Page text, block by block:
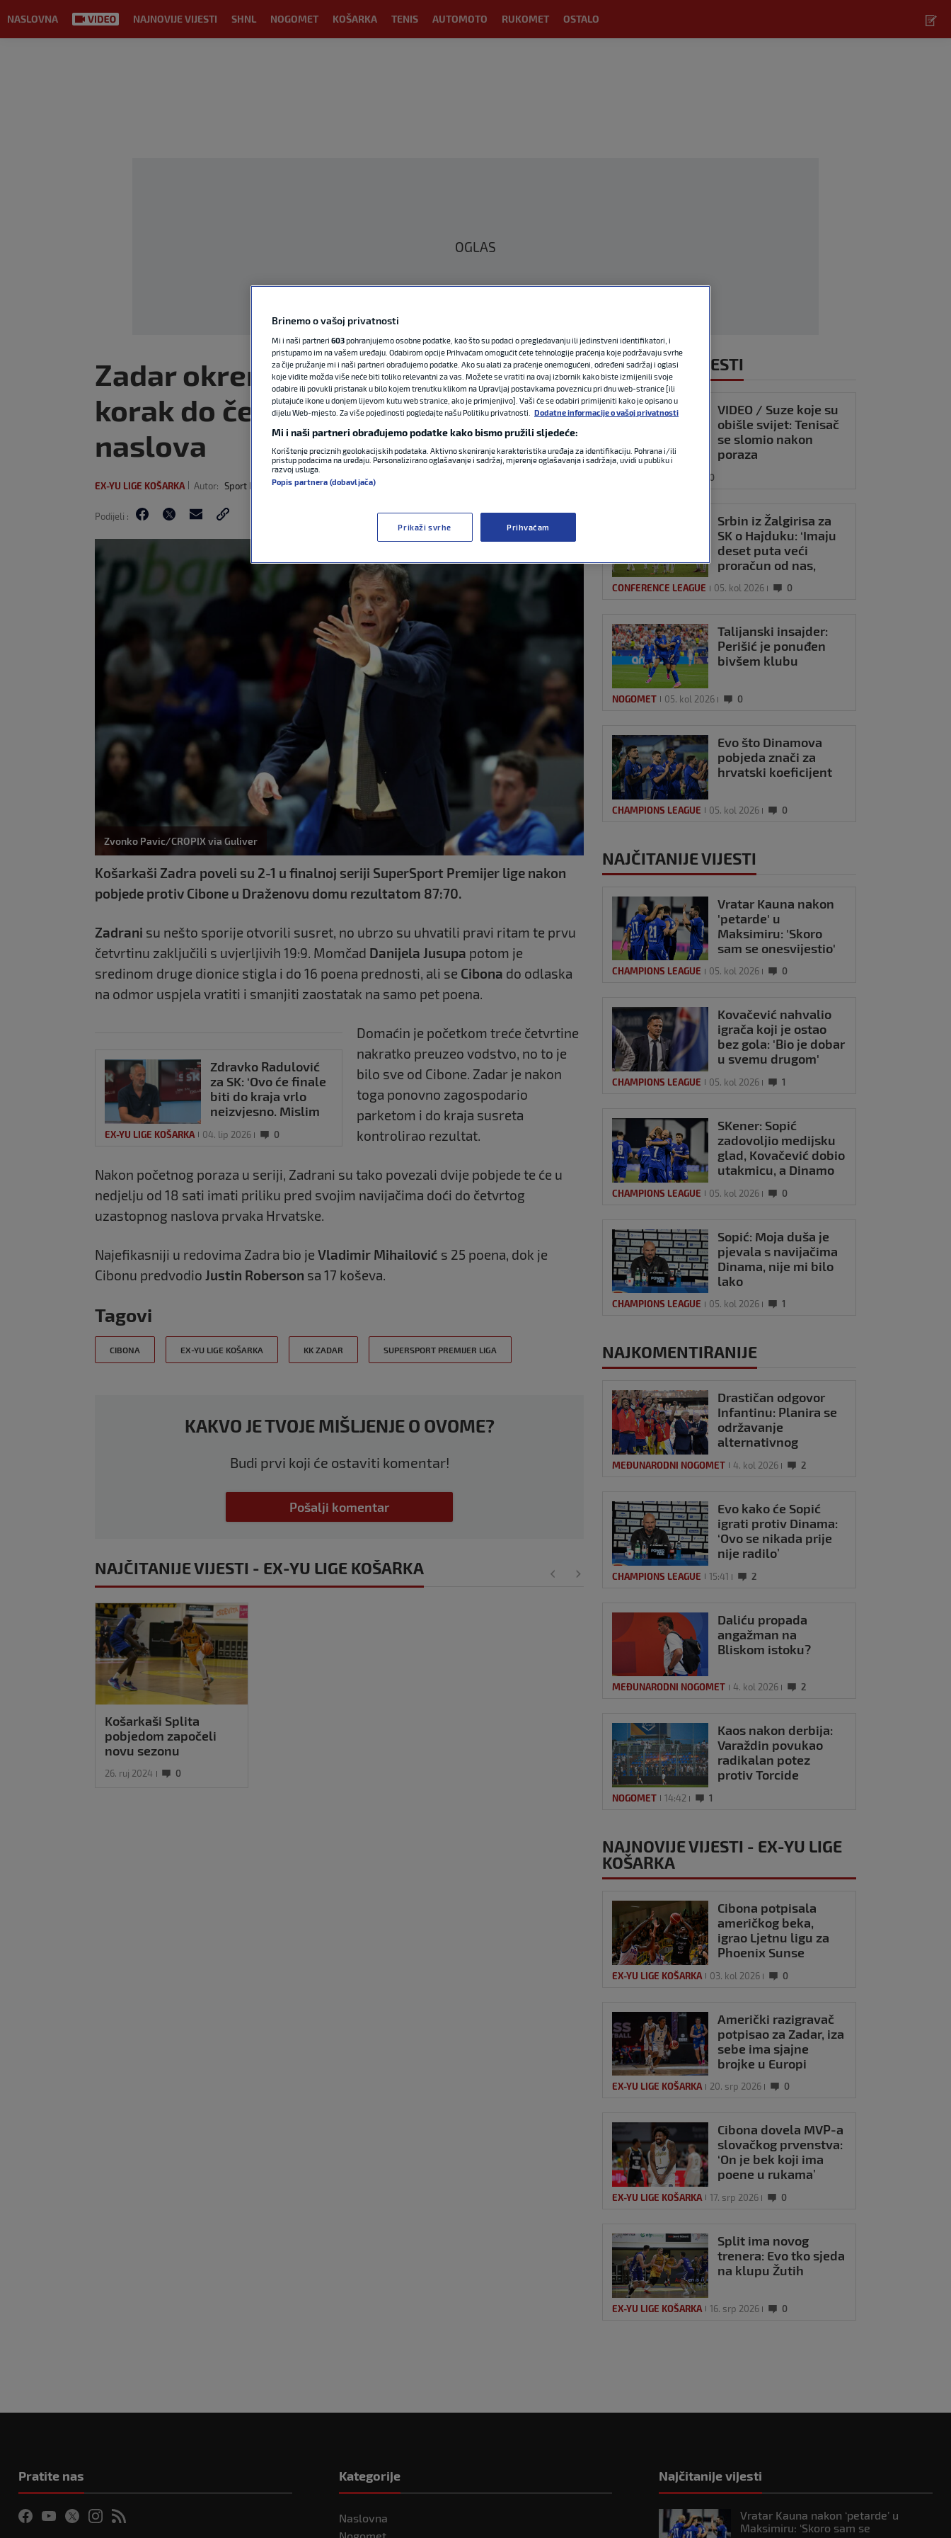
NASLOVNA NAJNOVIJE VIJESTI SHNL NOGOMET KOŠARKA TENIS AUTOMOTO RUKOMET OSTALO
OGLAS
Zadar okrenuo Cibonu i stigao na
korak do četvrtog uzastopnog
naslova
EX-YU LIGE KOŠARKA Autor: Sport Klub 5. lip 2026 21:59 >22:00
Podijeli :
Zvonko Pavic/CROPIX via Guliver
Košarkaši Zadra poveli su 2-1 u finalnoj seriji SuperSport Premijer lige nakon
pobjede protiv Cibone u Draženovu domu rezultatom 87:70.
Zadrani su nešto sporije otvorili susret, no ubrzo su uhvatili pravi ritam te prvu
četvrtinu zaključili s uvjerljivih 19:9. Momčad Danijela Jusupa potom je
sredinom druge dionice stigla i do 16 poena prednosti, ali se Cibona do odlaska
na odmor uspjela vratiti i smanjiti zaostatak na samo pet poena.
Zdravko Radulović
za SK: ‘Ovo će finale
biti do kraja vrlo
neizvjesno. Mislim
prednosti, ali…’
EX-YU LIGE KOŠARKA 04. lip 2026 0
Domaćin je početkom treće četvrtine
nakratko preuzeo vodstvo, no to je
bilo sve od Cibone. Zadar je nakon
toga ponovno zagospodario
parketom i do kraja susreta
kontrolirao rezultat.
Nakon početnog poraza u seriji, Zadrani su tako povezali dvije pobjede te će u
nedjelju od 18 sati imati priliku pred svojim navijačima doći do četvrtog
uzastopnog naslova prvaka Hrvatske.
Najefikasniji u redovima Zadra bio je Vladimir Mihailović s 25 poena, dok je
Cibonu predvodio Justin Roberson sa 17 koševa.
Tagovi
CIBONA EX-YU LIGE KOŠARKA KK ZADAR SUPERSPORT PREMIJER LIGA
KAKVO JE TVOJE MIŠLJENJE O OVOME?
Budi prvi koji će ostaviti komentar!
Pošalji komentar
NAJČITANIJE VIJESTI - EX-YU LIGE KOŠARKA
Košarkaši Splita
pobjedom započeli
novu sezonu
26. ruj 2024 0
NAJNOVIJE VIJESTI
VIDEO / Suze koje su
obišle svijet: Tenisač
se slomio nakon
poraza
0
Srbin iz Žalgirisa za
SK o Hajduku: ‘Imaju
deset puta veći
proračun od nas,
CONFERENCE LEAGUE 05. kol 2026 0
Talijanski insajder:
Perišić je ponuđen
bivšem klubu
NOGOMET 05. kol 2026 0
Evo što Dinamova
pobjeda znači za
hrvatski koeficijent
CHAMPIONS LEAGUE 05. kol 2026 0
NAJČITANIJE VIJESTI
Vratar Kauna nakon
'petarde' u
Maksimiru: 'Skoro
sam se onesvijestio'
CHAMPIONS LEAGUE 05. kol 2026 0
Kovačević nahvalio
igrača koji je ostao
bez gola: 'Bio je dobar
u svemu drugom'
CHAMPIONS LEAGUE 05. kol 2026 1
SKener: Sopić
zadovoljio medijsku
glad, Kovačević dobio
utakmicu, a Dinamo
CHAMPIONS LEAGUE 05. kol 2026 0
Sopić: Moja duša je
pjevala s navijačima
Dinama, nije mi bilo
lako
CHAMPIONS LEAGUE 05. kol 2026 1
NAJKOMENTIRANIJE
Drastičan odgovor
Infantinu: Planira se
održavanje
alternativnog
MEĐUNARODNI NOGOMET 4. kol 2026 2
Evo kako će Sopić
igrati protiv Dinama:
‘Ovo se nikada prije
nije radilo’
CHAMPIONS LEAGUE 15:41 2
Daliću propada
angažman na
Bliskom istoku?
MEĐUNARODNI NOGOMET 4. kol 2026 2
Kaos nakon derbija:
Varaždin povukao
radikalan potez
protiv Torcide
NOGOMET 14:42 1
NAJNOVIJE VIJESTI - EX-YU LIGE
KOŠARKA
Cibona potpisala
američkog beka,
igrao Ljetnu ligu za
Phoenix Sunse
EX-YU LIGE KOŠARKA 03. kol 2026 0
Američki razigravač
potpisao za Zadar, iza
sebe ima sjajne
brojke u Europi
EX-YU LIGE KOŠARKA 20. srp 2026 0
Cibona dovela MVP-a
slovačkog prvenstva:
‘On je bek koji ima
poene u rukama’
EX-YU LIGE KOŠARKA 17. srp 2026 0
Split ima novog
trenera: Evo tko sjeda
na klupu Žutih
EX-YU LIGE KOŠARKA 16. srp 2026 0
Pratite nas Kategorije
Naslovna
Nogomet
Najčitanije vijesti
Vratar Kauna nakon ‘petarde’ u
Maksimiru: ‘Skoro sam se
Brinemo o vašoj privatnosti
Mi i naši partneri 603pohranjujemo osobne podatke, kao što su podaci o pregledavanju ili jedinstveni identifikatori, i
pristupamo im na vašem uređaju. Odabirom opcije Prihvaćam omogućit ćete tehnologije praćenja koje podržavaju svrhe
za čije pružanje mi i naši partneri obrađujemo podatke. Ako su alati za praćenje onemogućeni, određeni sadržaj i oglasi
koje vidite možda više neće biti toliko relevantni za vas. Možete se vratiti na ovaj izbornik kako biste izmijenili svoje
odabire ili povukli pristanak u bilo kojem trenutku klikom na Upravljaj postavkama poveznicu pri dnu web-stranice [ili
plutajuće ikone u donjem lijevom kutu web stranice, ako je primjenjivo]. Vaši će se odabiri primijeniti kako je opisano u
dijelu Web-mjesto. Za više pojedinosti pogledajte našu Politiku privatnosti.
Dodatne informacije o vašoj privatnosti
Mi i naši partneri obrađujemo podatke kako bismo pružili sljedeće:
Korištenje preciznih geolokacijskih podataka. Aktivno skeniranje karakteristika uređaja za identifikaciju. Pohrana i/ili
pristup podacima na uređaju. Personalizirano oglašavanje i sadržaj, mjerenje oglašavanja i sadržaja, uvidi u publiku i
razvoj usluga.
Popis partnera (dobavljača)
Prikaži svrhe Prihvaćam